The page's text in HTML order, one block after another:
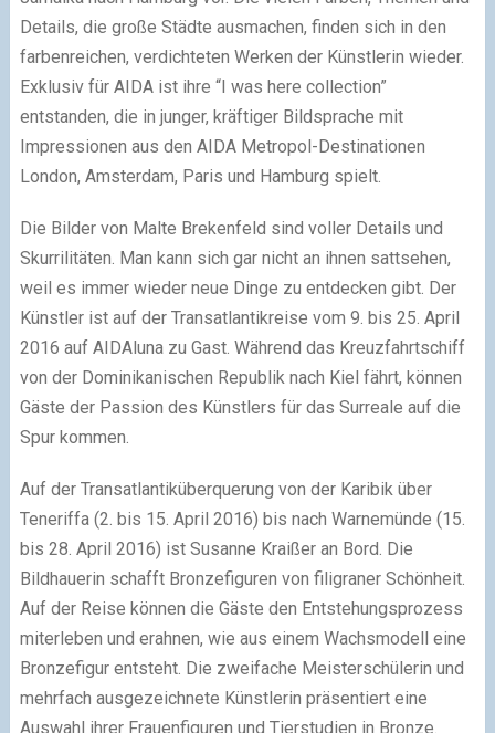
Details, die große Städte ausmachen, finden sich in den
farbenreichen, verdichteten Werken der Künstlerin wieder.
Exklusiv für AIDA ist ihre “I was here collection”
entstanden, die in junger, kräftiger Bildsprache mit
Impressionen aus den AIDA Metropol-Destinationen
London, Amsterdam, Paris und Hamburg spielt.
Die Bilder von Malte Brekenfeld sind voller Details und
Skurrilitäten. Man kann sich gar nicht an ihnen sattsehen,
weil es immer wieder neue Dinge zu entdecken gibt. Der
Künstler ist auf der Transatlantikreise vom 9. bis 25. April
2016 auf AIDAluna zu Gast. Während das Kreuzfahrtschiff
von der Dominikanischen Republik nach Kiel fährt, können
Gäste der Passion des Künstlers für das Surreale auf die
Spur kommen.
Auf der Transatlantiküberquerung von der Karibik über
Teneriffa (2. bis 15. April 2016) bis nach Warnemünde (15.
bis 28. April 2016) ist Susanne Kraißer an Bord. Die
Bildhauerin schafft Bronzefiguren von filigraner Schönheit.
Auf der Reise können die Gäste den Entstehungsprozess
miterleben und erahnen, wie aus einem Wachsmodell eine
Bronzefigur entsteht. Die zweifache Meisterschülerin und
mehrfach ausgezeichnete Künstlerin präsentiert eine
Auswahl ihrer Frauenfiguren und Tierstudien in Bronze.